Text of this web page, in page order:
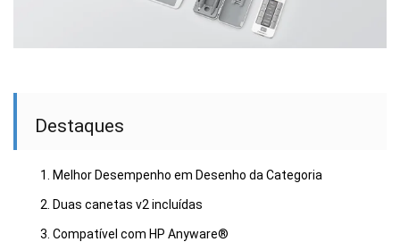
Destaques
Melhor Desempenho em Desenho da Categoria
Duas canetas v2 incluídas
Compatível com HP Anyware®